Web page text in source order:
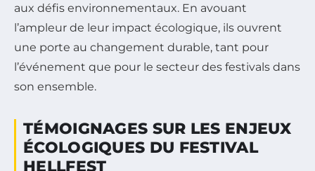
aux défis environnementaux. En avouant
l’ampleur de leur impact écologique, ils ouvrent
une porte au changement durable, tant pour
l’événement que pour le secteur des festivals dans
son ensemble.
TÉMOIGNAGES SUR LES ENJEUX
ÉCOLOGIQUES DU FESTIVAL
HELLFEST